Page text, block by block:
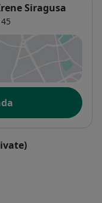
Siragusa
una nuova scheda